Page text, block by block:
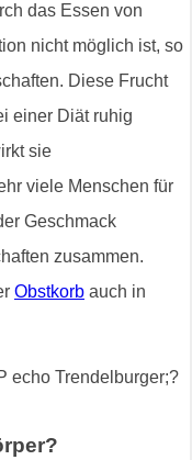
das Essen von
nicht möglich ist, so
Diese Frucht
einer Diät ruhig
sie
viele Menschen für
Geschmack
zusammen.
Obstkorb auch in